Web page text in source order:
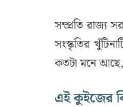
​সম্প্রতি রাজ্য
সংস্কৃতির
কতটা মনে আছে,
এই কুইজের